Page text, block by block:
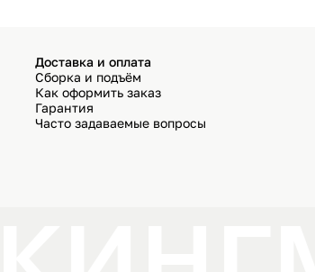
Доставка и оплата
Сборка и подъём
Как оформить заказ
Гарантия
Часто задаваемые вопросы